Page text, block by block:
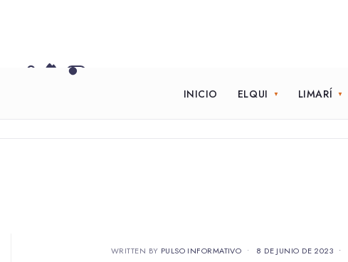
INICIO ELQUI LIMARÍ
WRITTEN BY PULSO INFORMATIVO • 8 DE JUNIO DE 2023 •